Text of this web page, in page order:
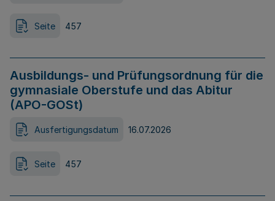
Seite 457
Ausbildungs- und Prüfungsordnung für die
gymnasiale Oberstufe und das Abitur
(APO-GOSt)
Ausfertigungsdatum 16.07.2026
Seite 457